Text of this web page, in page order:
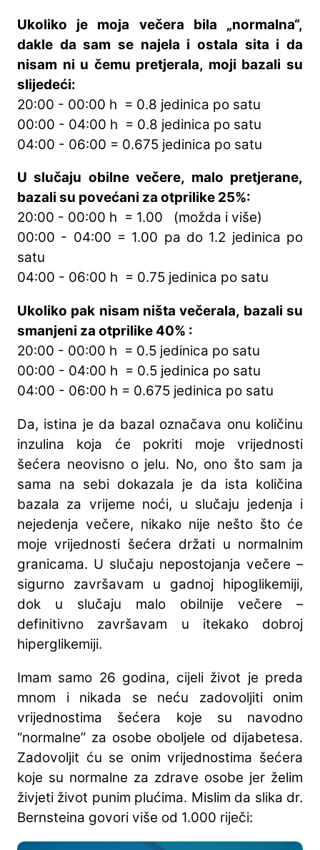
Ukoliko je moja večera bila „normalna“,
dakle da sam se najela i ostala sita i da
nisam ni u čemu pretjerala, moji bazali su
slijedeći:
20:00 - 00:00 h = 0.8 jedinica po satu
00:00 - 04:00 h = 0.8 jedinica po satu
04:00 - 06:00 = 0.675 jedinica po satu
U slučaju obilne večere, malo pretjerane,
bazali su povećani za otprilike 25%:
20:00 - 00:00 h = 1.00 (možda i više)
00:00 - 04:00 = 1.00 pa do 1.2 jedinica po
satu
04:00 - 06:00 h = 0.75 jedinica po satu
Ukoliko pak nisam ništa večerala, bazali su
smanjeni za otprilike 40% :
20:00 - 00:00 h = 0.5 jedinica po satu
00:00 - 04:00 h = 0.5 jedinica po satu
04:00 - 06:00 h = 0.675 jedinica po satu
Da, istina je da bazal označava onu količinu
inzulina koja će pokriti moje vrijednosti
šećera neovisno o jelu. No, ono što sam ja
sama na sebi dokazala je da ista količina
bazala za vrijeme noći, u slučaju jedenja i
nejedenja večere, nikako nije nešto što će
moje vrijednosti šećera držati u normalnim
granicama. U slučaju nepostojanja večere –
sigurno završavam u gadnoj hipoglikemiji,
dok u slučaju malo obilnije večere –
definitivno završavam u itekako dobroj
hiperglikemiji.
Imam samo 26 godina, cijeli život je preda
mnom i nikada se neću zadovoljiti onim
vrijednostima šećera koje su navodno
“normalne” za osobe oboljele od dijabetesa.
Zadovoljit ću se onim vrijednostima šećera
koje su normalne za zdrave osobe jer želim
živjeti život punim plućima. Mislim da slika dr.
Bernsteina govori više od 1.000 riječi: